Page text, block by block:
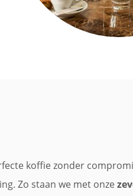
koffie zonder
Zo staan we met onze